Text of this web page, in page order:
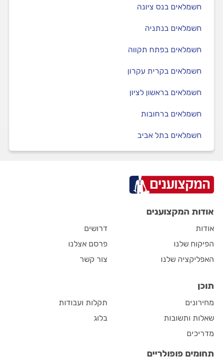
חשמלאים בנס ציונה
חשמלאים בנתניה
חשמלאים בפתח תקווה
חשמלאים בקרית עקרון
חשמלאים בראשון לציון
חשמלאים ברחובות
חשמלאים בתל אביב
אודות המקצוענים
אודות
הפיקוח שלנו
האפליקציה שלנו
דרושים
פרסם אצלנו
צור קשר
תוכן
מחירונים
שאלות ותשובות
מדריכים
תקלות ועבודות
בלוג
תחומים פופולריים